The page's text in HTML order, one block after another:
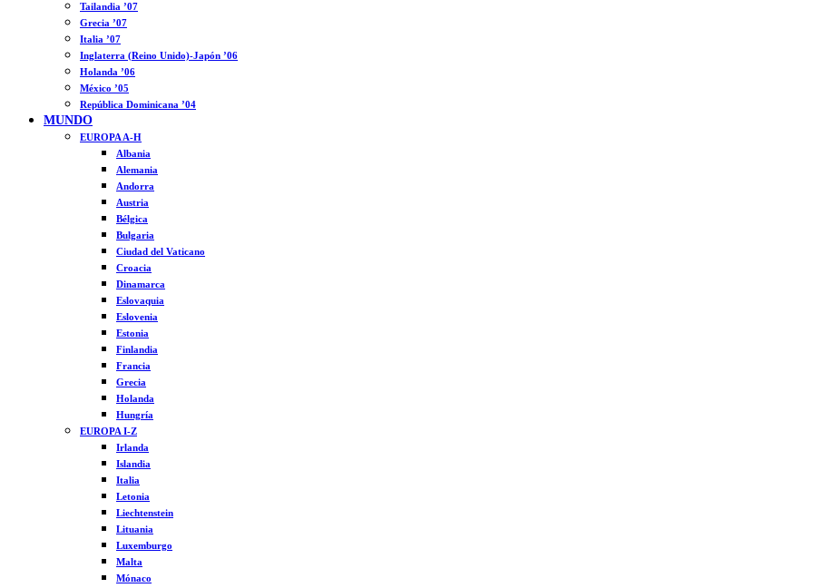
Tailandia ’07
Grecia ’07
Italia ’07
Inglaterra (Reino Unido)-Japón ’06
Holanda ’06
México ’05
República Dominicana ’04
MUNDO
EUROPA A-H
Albania
Alemania
Andorra
Austria
Bélgica
Bulgaria
Ciudad del Vaticano
Croacia
Dinamarca
Eslovaquia
Eslovenia
Estonia
Finlandia
Francia
Grecia
Holanda
Hungría
EUROPA I-Z
Irlanda
Islandia
Italia
Letonia
Liechtenstein
Lituania
Luxemburgo
Malta
Mónaco